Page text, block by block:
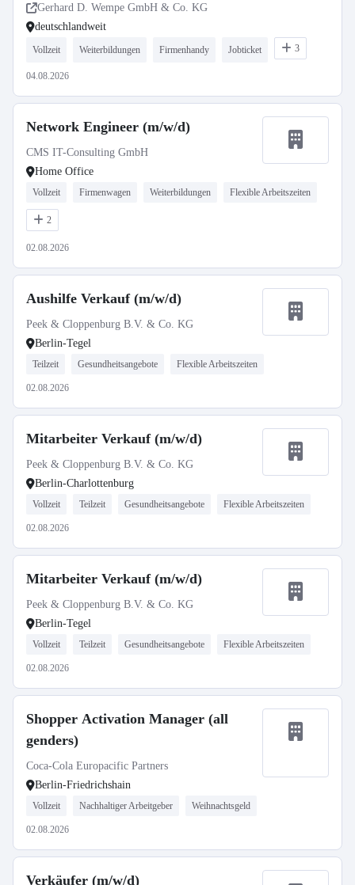
Gerhard D. Wempe GmbH & Co. KG
deutschlandweit
Vollzeit Weiterbildungen Firmenhandy Jobticket 3
04.08.2026
Network Engineer (m/w/d)
CMS IT-Consulting GmbH
Home Office
Vollzeit Firmenwagen Weiterbildungen Flexible Arbeitszeiten
2
02.08.2026
Aushilfe Verkauf (m/w/d)
Peek & Cloppenburg B.V. & Co. KG
Berlin-Tegel
Teilzeit Gesundheitsangebote Flexible Arbeitszeiten
02.08.2026
Mitarbeiter Verkauf (m/w/d)
Peek & Cloppenburg B.V. & Co. KG
Berlin-Charlottenburg
Vollzeit Teilzeit Gesundheitsangebote Flexible Arbeitszeiten
02.08.2026
Mitarbeiter Verkauf (m/w/d)
Peek & Cloppenburg B.V. & Co. KG
Berlin-Tegel
Vollzeit Teilzeit Gesundheitsangebote Flexible Arbeitszeiten
02.08.2026
Shopper Activation Manager (all
genders)
Coca-Cola Europacific Partners
Berlin-Friedrichshain
Vollzeit Nachhaltiger Arbeitgeber Weihnachtsgeld
02.08.2026
Verkäufer (m/w/d)